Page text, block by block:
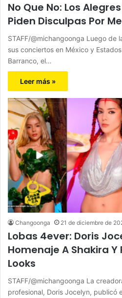
No Que No: Los
Piden Disculpas Por
STAFF/@michangoonga Luego de
sus conciertos en México y
Barranco, el…
Leer más »
Changoonga 21 de diciembre de
Lobas 4ever: Doris
Homenaje A Shakira Y
Looks
STAFF/@michangoonga La
profesional, Doris Jocelyn, publicó